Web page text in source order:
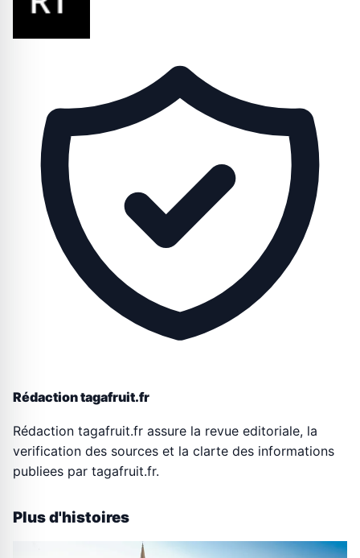
Rédaction tagafruit.fr
Rédaction tagafruit.fr assure la revue editoriale, la
verification des sources et la clarte des informations
publiees par tagafruit.fr.
Plus d'histoires